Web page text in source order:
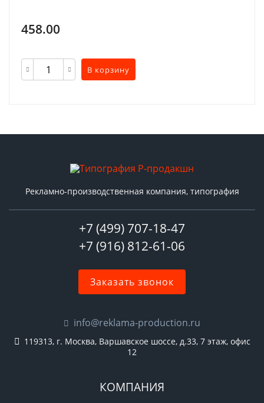
458.00
В корзину
Рекламно-производственная компания, типография
+7 (499) 707-18-47
+7 (916) 812-61-06
Заказать звонок
info@reklama-production.ru
119313, г. Москва, Варшавское шоссе, д.33, 7 этаж, офис
12
КОМПАНИЯ